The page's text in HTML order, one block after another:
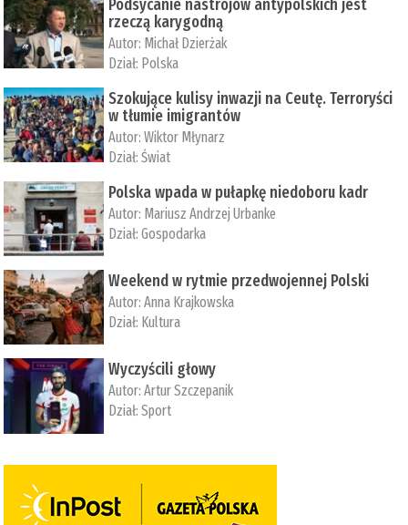
Podsycanie nastrojów antypolskich jest
rzeczą karygodną
Autor: Michał Dzierżak
Dział: Polska
Szokujące kulisy inwazji na Ceutę. Terroryści
w tłumie imigrantów
Autor:Wiktor Młynarz
Dział:Świat
Polska wpada w pułapkę niedoboru kadr
Autor: Mariusz Andrzej Urbanke
Dział:Gospodarka
Weekend w rytmie przedwojennej Polski
Autor:Anna Krajkowska
Dział: Kultura
Wyczyścili głowy
Autor:Artur Szczepanik
Dział:Sport